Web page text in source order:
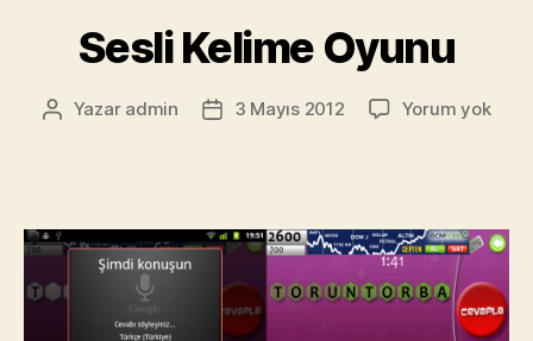
Sesli Kelime Oyunu
Yazının
Yazar admin
Yazı3 Mayıs 2012 Yorum yokSesli